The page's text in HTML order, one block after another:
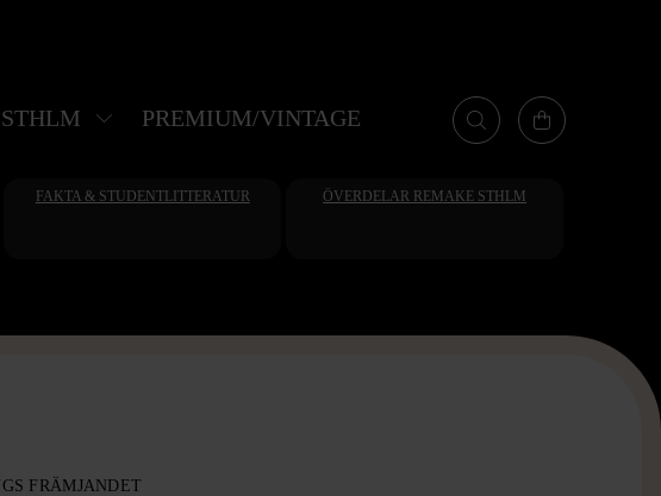
PREMIUM/VINTAGE
FAKTA & STUDENTLITTERATUR ÖVERDELAR REMAKE STHLM
FRÄMJANDET